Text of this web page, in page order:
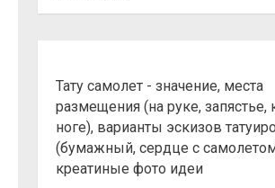
Тату самолет - значение, места
размещения (на руке, запястье,
ноге), варианты эскизов
(бумажный, сердце с
креатиные фото идеи